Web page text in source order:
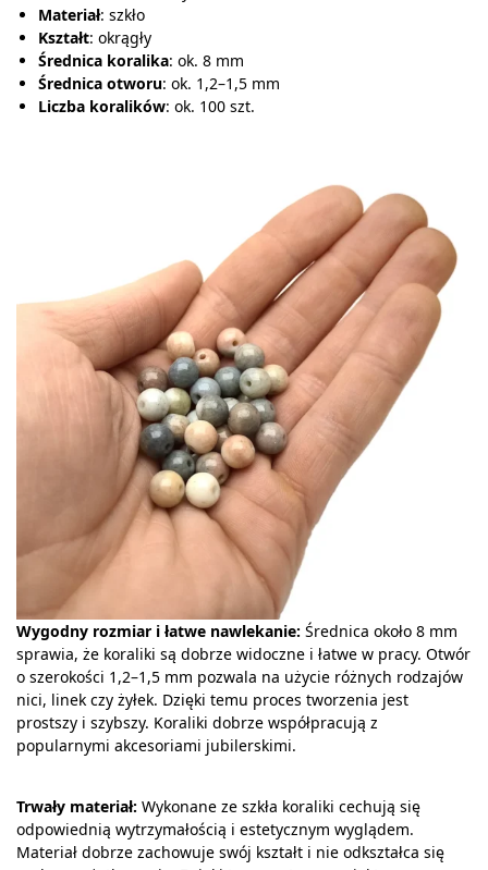
Materiał: szkło
Kształt: okrągły
Średnica koralika: ok. 8 mm
Średnica otworu: ok. 1,2–1,5 mm
Liczba koralików: ok. 100 szt.
Wygodny rozmiar i łatwe nawlekanie: Średnica około 8 mm
sprawia, że koraliki są dobrze widoczne i łatwe w pracy. Otwór
o szerokości 1,2–1,5 mm pozwala na użycie różnych rodzajów
nici, linek czy żyłek. Dzięki temu proces tworzenia jest
prostszy i szybszy. Koraliki dobrze współpracują z
popularnymi akcesoriami jubilerskimi.
Trwały materiał: Wykonane ze szkła koraliki cechują się
odpowiednią wytrzymałością i estetycznym wyglądem.
Materiał dobrze zachowuje swój kształt i nie odkształca się